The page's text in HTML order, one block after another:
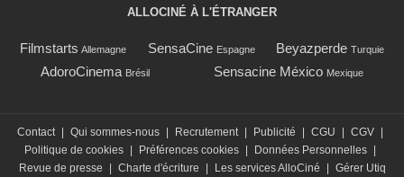
ALLOCINÉ À L'ÉTRANGER
Filmstarts Allemagne SensaCine Espagne Beyazperde Turquie
AdoroCinema Brésil Sensacine México Mexique
Contact Qui sommes-nous Recrutement Publicité CGU CGV
Politique de cookies
Préférences cookies Données Personnelles
Revue de presse
Charte d'écriture Les services AlloCiné Gérer Utiq